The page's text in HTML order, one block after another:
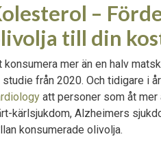
–
till din
konsumera mer än en halv
studie från 2020. Och tidigare i
att personer som åt
kärlsjukdom, Alzheimers
konsumerade olivolja.